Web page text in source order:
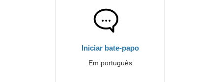
Iniciar bate-papo
Em português